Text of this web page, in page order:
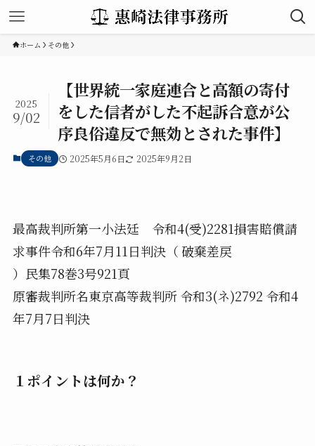
ホーム その他
【世界統一家庭連合と高額の寄付
をした信者がした不起訴合意が公
序良俗違反で無効とされた事件】
2025
9/02
その他 2025年5月6日 2025年9月2日
最高裁判所第一小法廷 令和4(受)2281損害賠償請
求事件令和6年7月11日判決（ 破棄差戻
）民集78巻3号921頁
原審裁判所名東京高等裁判所 令和3(ネ)2792 令和4
年7月7日判決
１ポイントは何か？